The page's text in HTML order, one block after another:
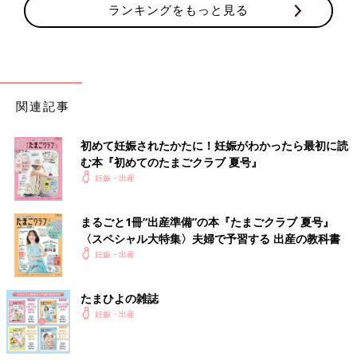
ランキングをもっと見る
関連記事
初めて妊娠されたかたに！妊娠がわかったら最初に読
む本『初めてのたまごクラブ 夏号』
妊娠・出産
まるごと1冊“出産準備”の本『たまごクラブ 夏号』
〈スペシャル大特集〉夫婦で予習する 出産の教科書
妊娠・出産
たまひよの雑誌
妊娠・出産